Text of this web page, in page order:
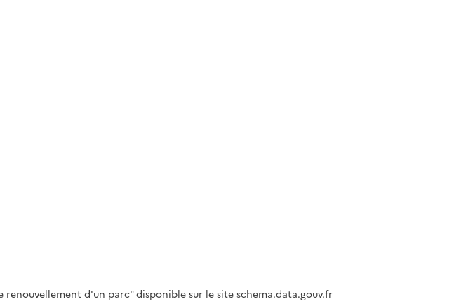
renouvellement d'un parc" disponible sur le site schema.data.gouv.fr